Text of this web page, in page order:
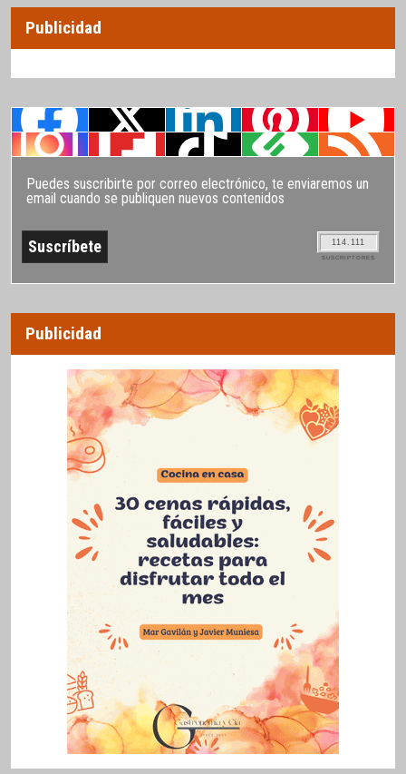
Publicidad
Puedes suscribirte por correo electrónico, te enviaremos un
email cuando se publiquen nuevos contenidos
114.111
SUSCRIPTORES
Publicidad